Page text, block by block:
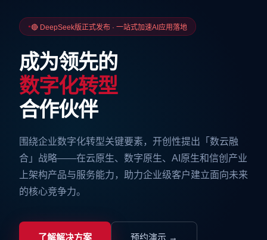
🔴 DeepSeek版正式发布 · 一站式加速AI应用落地
成为领先的
数字化转型
合作伙伴
围绕企业数字化转型关键要素，开创性提出「数云融
合」战略——在云原生、数字原生、AI原生和信创产业
上架构产品与服务能力，助力企业级客户建立面向未来
的核心竞争力。
了解解决方案 预约演示 →